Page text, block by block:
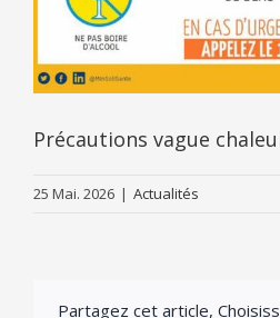
Précautions vague
25 Mai. 2026 | Actualités
Partagez cet article,